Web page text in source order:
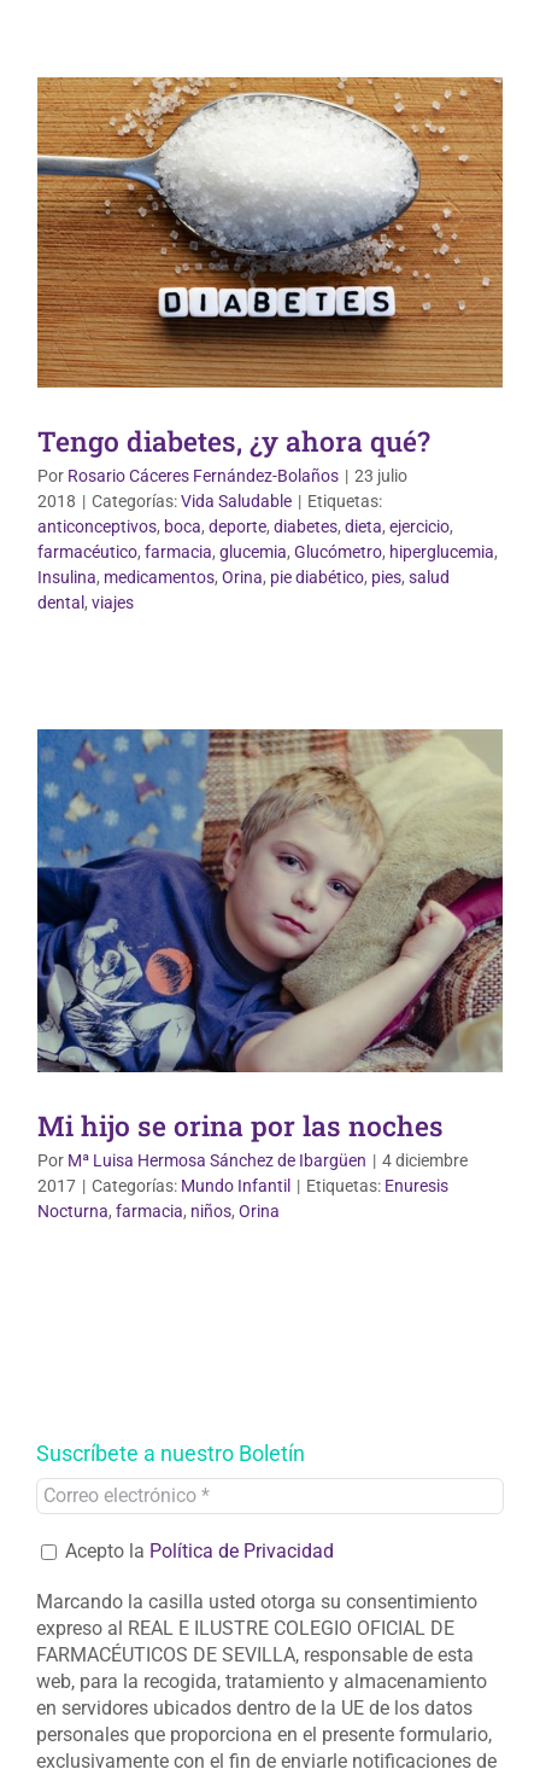
Tengo diabetes, ¿y ahora qué?
Por Rosario Cáceres Fernández-Bolaños | 23 julio
2018 | Categorías:Vida Saludable | Etiquetas:
anticonceptivos, boca, deporte, diabetes, dieta, ejercicio,
farmacéutico, farmacia, glucemia, Glucómetro, hiperglucemia,
Insulina, medicamentos, Orina, pie diabético, pies, salud
dental , viajes
Mundo Infantil
Mi hijo se orina por las noches
Por Mª Luisa Hermosa Sánchez de Ibargüen | 4 diciembre
2017 | Categorías: Mundo Infantil | Etiquetas: Enuresis
Nocturna, farmacia, niños, Orina
Suscríbete a nuestro Boletín
Acepto la Política de Privacidad
Marcando la casilla usted otorga su consentimiento
expreso al REAL E ILUSTRE COLEGIO OFICIAL DE
FARMACÉUTICOS DE SEVILLA, responsable de esta
web, para la recogida, tratamiento y almacenamiento
en servidores ubicados dentro de la UE de los datos
personales que proporciona en el presente formulario,
exclusivamente con el fin de enviarle notificaciones de